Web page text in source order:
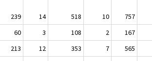
239 14 518 10
757
60 3 108 2
167
213 12 353 7
565